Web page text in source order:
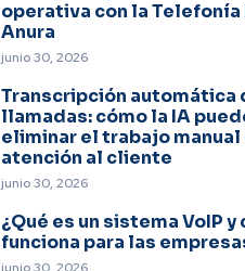
operativa con la Telefonía
Anura
junio 30, 2026
Transcripción automática
llamadas: cómo la IA
eliminar el trabajo manual
atención al cliente
junio 30, 2026
¿Qué es un sistema VoIP y
funciona para las
junio 30, 2026